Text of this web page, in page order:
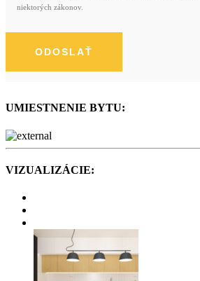
niektorých zákonov.
UMIESTNENIE BYTU:
VIZUALIZÁCIE: